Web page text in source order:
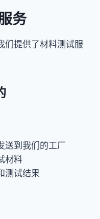
务
们提供了材料测试服
送到我们的工厂
材料
测试结果